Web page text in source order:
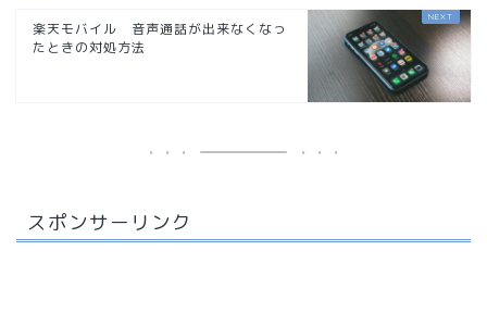
楽天モバイル 音声通話が出来なくなっ
たときの対処方法
スポンサーリンク